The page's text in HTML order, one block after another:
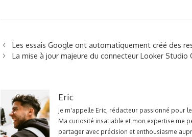
Les essais Google ont automatiquement créé des
La mise à jour majeure du connecteur Looker Studio
Eric
Je m'appelle Eric, rédacteur passionné pour
Ma curiosité insatiable et mon expertise me
partager avec précision et enthousiasme